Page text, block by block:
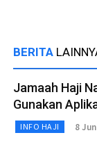
BERITA
Jamaah Haji
Gunakan
INFO HAJI 8